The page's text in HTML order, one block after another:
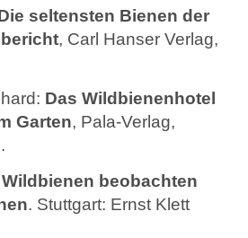
seltensten Bienen der
, Carl Hanser Verlag,
Das Wildbienenhotel
Garten, Pala-Verlag,
Wildbienen beobachten
. Stuttgart: Ernst Klett